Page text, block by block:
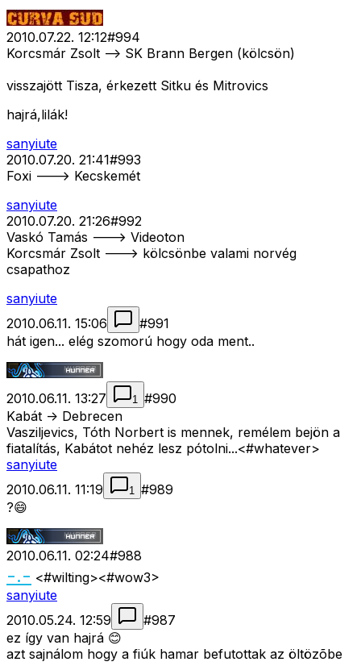
2010.07.22. 12:12#994
Korcsmár Zsolt --> SK Brann Bergen (kölcsön)
visszajött Tisza, érkezett Sitku és Mitrovics
hajrá,lilák!
sanyiute
2010.07.20. 21:41#993
Foxi ---> Kecskemét
sanyiute
2010.07.20. 21:26#992
Vaskó Tamás ---> Videoton
Korcsmár Zsolt ---> kölcsönbe valami norvég
csapathoz
sanyiute
2010.06.11. 15:06
#991
hát igen... elég szomorú hogy oda ment..
2010.06.11. 13:27 1 #990
Kabát -> Debrecen
Vasziljevics, Tóth Norbert is mennek, remélem bejön a
fiatalítás, Kabátot nehéz lesz pótolni...<#whatever>
sanyiute
2010.06.11. 11:19
1 #989
?😄
2010.06.11. 02:24#988
-.- <#wilting><#wow3>
sanyiute
2010.05.24. 12:59
#987
ez így van hajrá 😊
azt sajnálom hogy a fiúk hamar befutottak az öltözõbe